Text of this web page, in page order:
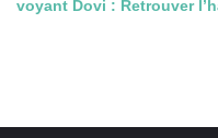
voyant Dovi : Retrouver